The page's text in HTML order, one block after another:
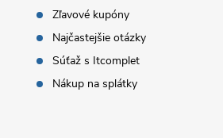
Zľavové kupóny
Najčastejšie otázky
Súťaž s Itcomplet
Nákup na splátky